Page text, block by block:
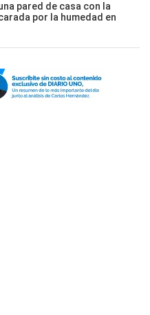
pared de casa con la
por la humedad en